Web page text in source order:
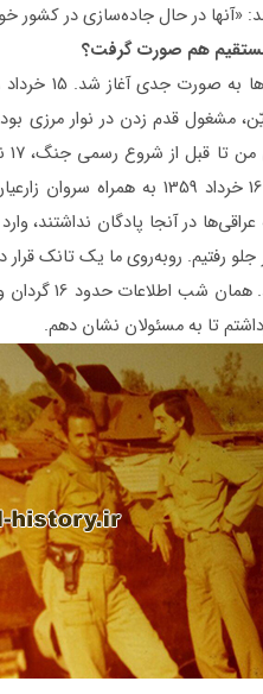
«آنها در حال جاده‌سازی در کشور
هم صورت گرفت؟
مشغول قدم زدن در نوار مرزی
حدود در دژ 2 که عراقی‌ها در آنجا پادگان
و حدود 500 متر جلو رفتیم. روبه‌روی
و نفربرها هم